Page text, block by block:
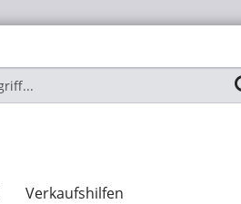
Verkaufshilfen